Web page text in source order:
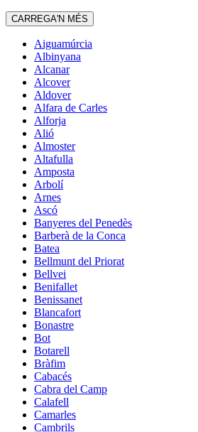
CARREGA'N MÉS
Aiguamúrcia
Albinyana
Alcanar
Alcover
Aldover
Alfara de Carles
Alforja
Alió
Almoster
Altafulla
Amposta
Arbolí
Arnes
Ascó
Banyeres del Penedès
Barberà de la Conca
Batea
Bellmunt del Priorat
Bellvei
Benifallet
Benissanet
Blancafort
Bonastre
Bot
Botarell
Bràfim
Cabacés
Cabra del Camp
Calafell
Camarles
Cambrils